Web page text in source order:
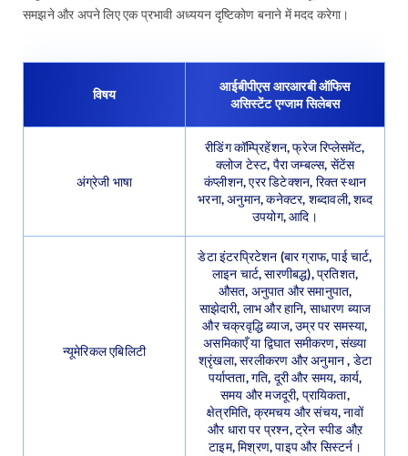
समझने और अपने लिए एक प्रभावी अध्ययन दृष्टिकोण बनाने में मदद करेगा।
विषय
आईबीपीएस आरआरबी ऑफिस
असिस्टेंट एग्जाम सिलेबस
अंग्रेजी भाषा
रीडिंग कॉम्प्रिहेंशन, फ्रेज रिप्लेसमेंट,
क्लोज टेस्ट, पैरा जम्बल्स, सेंटेंस
कंप्लीशन, एरर डिटेक्शन, रिक्त स्थान
भरना, अनुमान, कनेक्टर, शब्दावली, शब्द
उपयोग, आदि।
न्यूमेरिकल एबिलिटी
डेटा इंटरप्रिटेशन (बार ग्राफ, पाई चार्ट,
लाइन चार्ट, सारणीबद्ध), प्रतिशत,
औसत, अनुपात और समानुपात,
साझेदारी, लाभ और हानि, साधारण ब्याज
और चक्रवृद्धि ब्याज, उम्र पर समस्या,
असमिकाएँ या द्विघात समीकरण, संख्या
श्रृंखला, सरलीकरण और अनुमान , डेटा
पर्याप्तता, गति, दूरी और समय, कार्य,
समय और मजदूरी, प्रायिकता,
क्षेत्रमिति, क्रमचय और संचय, नावों
और धारा पर प्रश्न, ट्रेन स्पीड औऱ
टाइम, मिश्रण, पाइप और सिस्टर्न।